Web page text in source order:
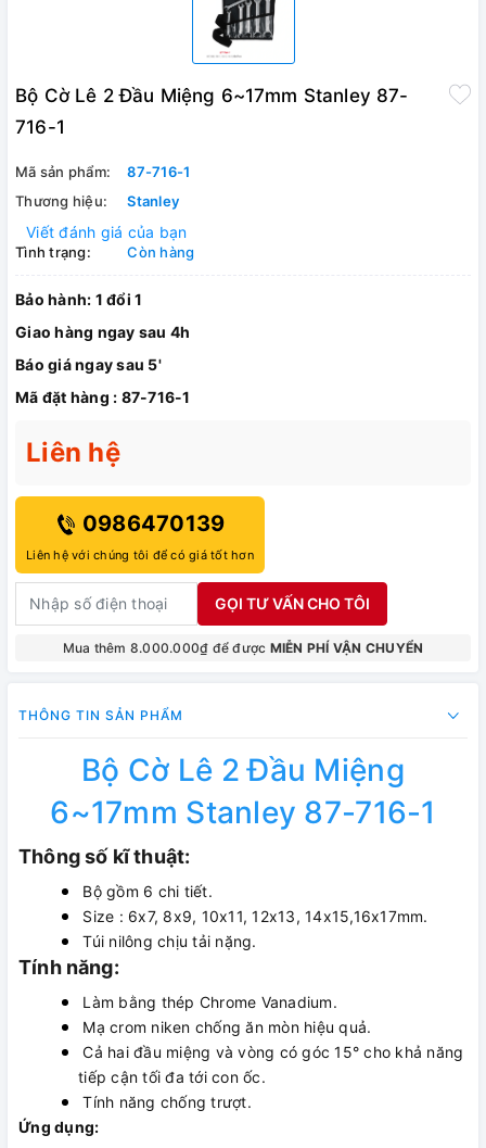
Bộ Cờ Lê 2 Đầu Miệng 6~17mm Stanley 87-
716-1
Mã sản phẩm:
87-716-1
Thương hiệu:
Stanley
Viết đánh giá của bạn
Tình trạng: Còn hàng
Bảo hành: 1 đổi 1
Giao hàng ngay sau 4h
Báo giá ngay sau 5'
Mã đặt hàng : 87-716-1
Liên hệ
0986470139
Liên hệ với chúng tôi để có giá tốt hơn
GỌI TƯ VẤN CHO TÔI
Mua thêm 8.000.000₫ để được MIỄN PHÍ VẬN CHUYỂN
THÔNG TIN SẢN PHẨM
Bộ Cờ Lê 2 Đầu Miệng
6~17mm Stanley 87-716-1
Thông số kĩ thuật:
Bộ gồm 6 chi tiết.
Size : 6x7, 8x9, 10x11, 12x13, 14x15,16x17mm.
Túi nilông chịu tải nặng.
Tính năng:
Làm bằng thép Chrome Vanadium.
Mạ crom niken chống ăn mòn hiệu quả.
Cả hai đầu miệng và vòng có góc 15° cho khả năng
tiếp cận tối đa tới con ốc.
Tính năng chống trượt.
Ứng dụng: